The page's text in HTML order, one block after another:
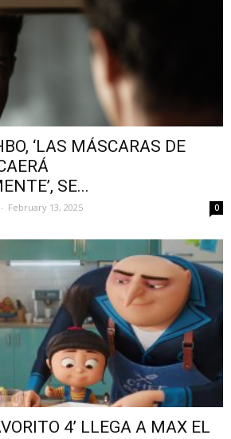
‘LAS MÁSCARAS DE
SE...
- February 13, 2025 0
4’ LLEGA A MAX EL